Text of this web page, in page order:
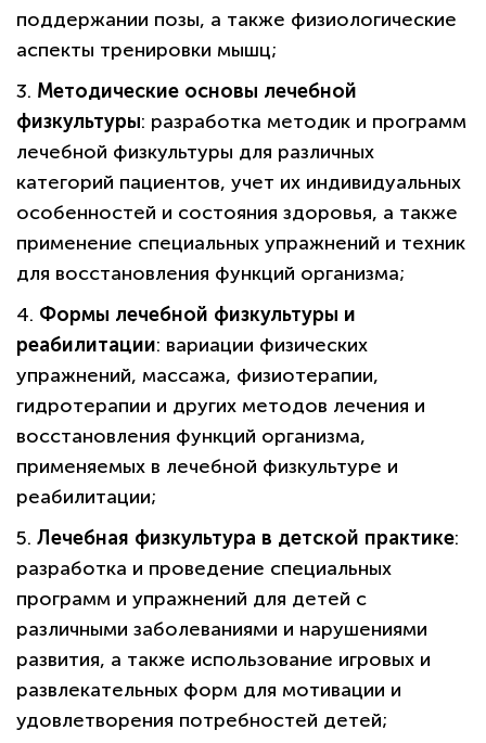
поддержании позы, а также физиологические
аспекты тренировки мышц;
3. Методические основы лечебной
физкультуры: разработка методик и программ
лечебной физкультуры для различных
категорий пациентов, учет их индивидуальных
особенностей и состояния здоровья, а также
применение специальных упражнений и техник
для восстановления функций организма;
4. Формы лечебной физкультуры и
реабилитации: вариации физических
упражнений, массажа, физиотерапии,
гидротерапии и других методов лечения и
восстановления функций организма,
применяемых в лечебной физкультуре и
реабилитации;
5. Лечебная физкультура в детской практике:
разработка и проведение специальных
программ и упражнений для детей с
различными заболеваниями и нарушениями
развития, а также использование игровых и
развлекательных форм для мотивации и
удовлетворения потребностей детей;